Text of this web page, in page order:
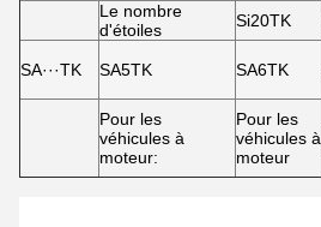
Le nombre
d'étoiles
Si20TK
SA···TK SA5TK SA6TK
Pour les
véhicules à
moteur:
Pour les
véhicules à
moteur